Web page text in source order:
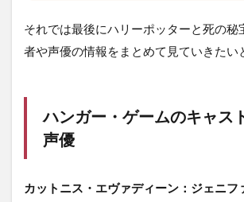
それでは最後にハリーポッターと死の秘
者や声優の情報をまとめて見ていきたい
ハンガー・ゲームのキャス
声優
カットニス・エヴァディーン：ジェニフ